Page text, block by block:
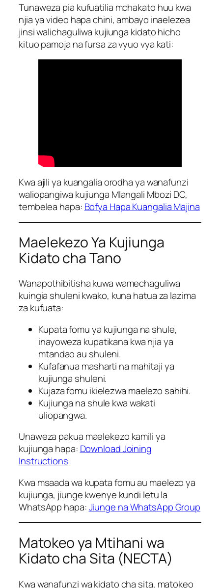
Tunaweza pia kufuatilia mchakato huu kwa
njia ya video hapa chini, ambayo inaelezea
jinsi walichaguliwa kujiunga kidato hicho
kituo pamoja na fursa za vyuo vya kati:
Kwa ajili ya kuangalia orodha ya wanafunzi
waliopangiwa kujiunga Mlangali Mbozi DC,
tembelea hapa: Bofya Hapa Kuangalia Majina
Maelekezo Ya Kujiunga
Kidato cha Tano
Wanapothibitisha kuwa wamechaguliwa
kuingia shuleni kwako, kuna hatua za lazima
za kufuata:
Kupata fomu ya kujiunga na shule,
inayoweza kupatikana kwa njia ya
mtandao au shuleni.
Kufafanua masharti na mahitaji ya
kujiunga shuleni.
Kujaza fomu ikielezwa maelezo sahihi.
Kujiunga na shule kwa wakati
uliopangwa.
Unaweza pakua maelekezo kamili ya
kujiunga hapa: Download Joining
Instructions
Kwa msaada wa kupata fomu au maelezo ya
kujiunga, jiunge kwenye kundi letu la
WhatsApp hapa:Jiunge na WhatsApp Group
Matokeo ya Mtihani wa
Kidato cha Sita (NECTA)
Kwa wanafunzi wa kidato cha sita, matokeo